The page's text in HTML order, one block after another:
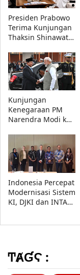
Presiden Prabowo
Terima Kunjungan
Thaksin Shinawatra
Kunjungan
Kenegaraan PM
Narendra Modi ke
Prabowo, Bahas
Kerja Sama
Strategis
Indonesia Percepat
Modernisasi Sistem
KI, DJKI dan INTA
ͲȺƓϚ :